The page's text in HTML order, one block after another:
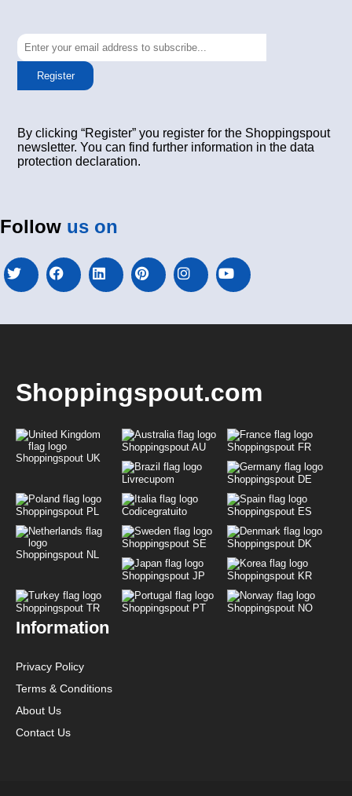
Register
By clicking “Register” you register for the Shoppingspout
newsletter. You can find further information in the data
protection declaration.
Follow us on
Shoppingspout.com
Shoppingspout UK
Shoppingspout AU Shoppingspout FR
Livrecupom Shoppingspout DE
Shoppingspout PL Codicegratuito Shoppingspout ES
Shoppingspout NL
Shoppingspout SE Shoppingspout DK
Shoppingspout JP Shoppingspout KR
Shoppingspout TR Shoppingspout PT Shoppingspout NO
Information
Privacy Policy
Terms & Conditions
About Us
Contact Us